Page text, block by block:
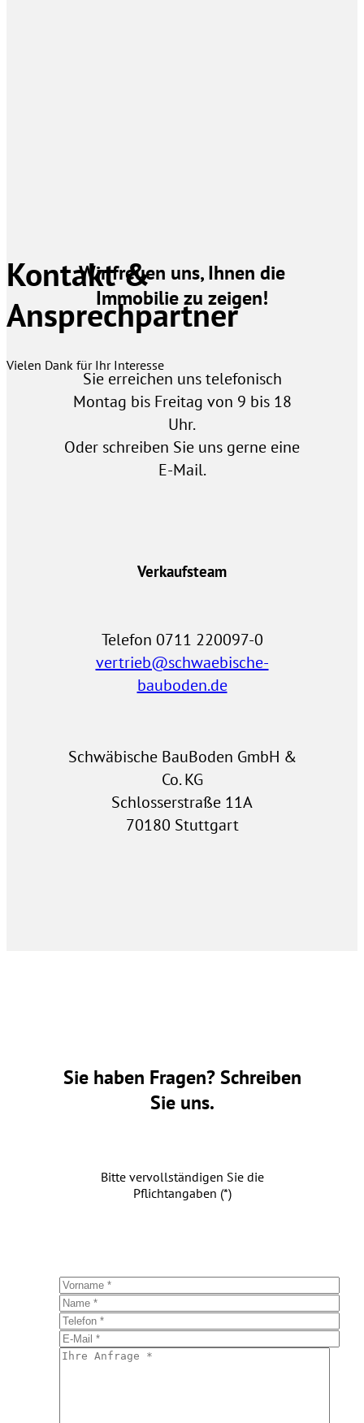
Kontakt &
Ansprechpartner
Vielen Dank für Ihr Interesse
Wir freuen uns, Ihnen die
Immobilie zu zeigen!
Sie erreichen uns telefonisch
Montag bis Freitag von 9 bis 18
Uhr.
Oder schreiben Sie uns gerne eine
E-Mail.
Verkaufsteam
Telefon 0711 220097-0
vertrieb@schwaebische-
bauboden.de
Schwäbische BauBoden GmbH &
Co. KG
Schlosserstraße 11A
70180 Stuttgart
Sie haben Fragen? Schreiben
Sie uns.
Bitte vervollständigen Sie die
Pflichtangaben (*)